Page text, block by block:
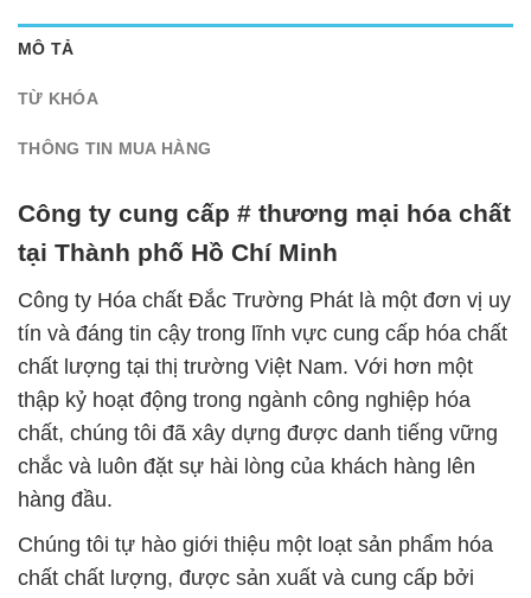
MÔ TẢ
TỪ KHÓA
THÔNG TIN MUA HÀNG
Công ty cung cấp # thương mại hóa chất
tại Thành phố Hồ Chí Minh
Công ty Hóa chất Đắc Trường Phát là một đơn vị uy
tín và đáng tin cậy trong lĩnh vực cung cấp hóa chất
chất lượng tại thị trường Việt Nam. Với hơn một
thập kỷ hoạt động trong ngành công nghiệp hóa
chất, chúng tôi đã xây dựng được danh tiếng vững
chắc và luôn đặt sự hài lòng của khách hàng lên
hàng đầu.
Chúng tôi tự hào giới thiệu một loạt sản phẩm hóa
chất chất lượng, được sản xuất và cung cấp bởi